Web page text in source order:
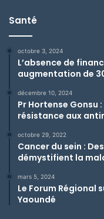
Santé
octobre 3, 2024
L’absence de
augmentation de
décembre 10, 2024
Pr Hortense Gonsu
résistance aux
octobre 29, 2022
Cancer du sein :
démystifient la
mars 5, 2024
Le Forum Régional
Yaoundé